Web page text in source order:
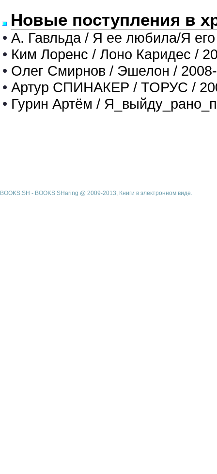
Новые поступления в
• А. Гавльда / Я ее любила/Я
• Ким Лоренс / Лоно Каридес /
• Олег Смирнов / Эшелон /
• Артур СПИНАКЕР / ТОРУС /
• Гурин Артём /
BOOKS.SH - BOOKS SHaring @ 2009-2013, Книги в электронном виде.